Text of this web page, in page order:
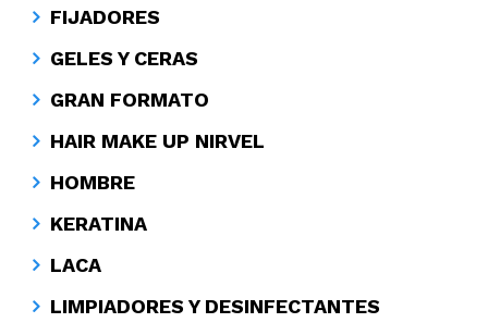
FIJADORES
GELES Y CERAS
GRAN FORMATO
HAIR MAKE UP NIRVEL
HOMBRE
KERATINA
LACA
LIMPIADORES Y DESINFECTANTES